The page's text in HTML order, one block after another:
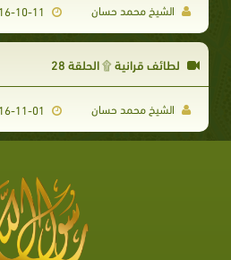
الشيخ محمد حسان
لطائف قرانية ۩ الحلقة 28
الشيخ محمد حسان